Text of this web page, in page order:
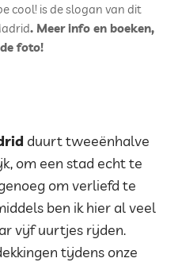
cool! is de slogan van dit
. Meer info en boeken,
foto!
duurt tweeënhalve
om een stad echt te
om verliefd te
ben ik hier al veel
vijf uurtjes rijden.
tijdens onze